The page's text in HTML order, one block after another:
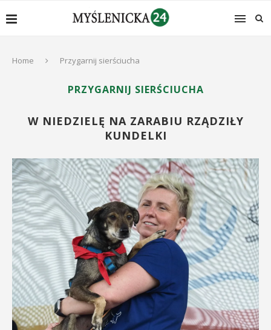
Home Przygarnij sierściucha
PRZYGARNIJ SIERŚCIUCHA
W NIEDZIELĘ NA ZARABIU RZĄDZIŁY
KUNDELKI